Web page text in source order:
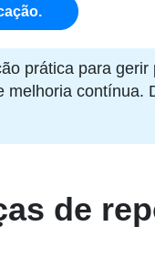
prática para
contínua.
de